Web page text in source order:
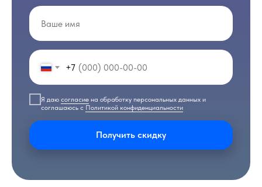
+7
Я даю согласие на обработку персональных данных и
соглашаюсь с Политикой конфиденциальности
Получить скидку